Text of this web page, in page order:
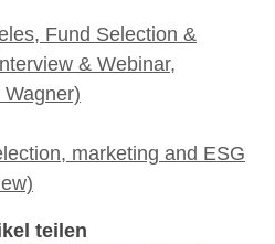
Fund Selection &
& Webinar,
marketing and ESG
teilen